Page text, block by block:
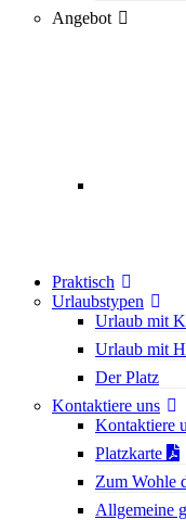
Angebot
Praktisch
Urlaubstypen
Urlaub mit
Urlaub mit
Der Platz
Kontaktiere uns
Kontaktiere
Platzkarte
Zum Wohle
Allgemeine